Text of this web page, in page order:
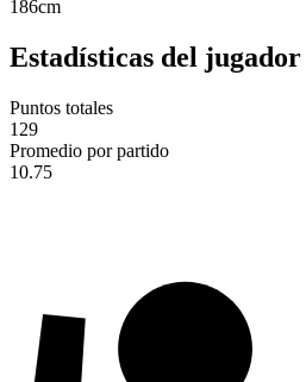
186cm
Estadísticas del
Puntos totales
129
Promedio por partido
10.75